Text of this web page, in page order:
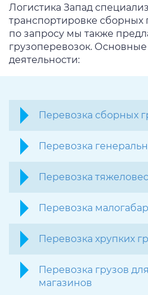
Логистика Запад
транспортировке сборных
по запросу мы также
грузоперевозок.
деятельности:
Перевозка сборных
Перевозка
Перевозка
Перевозка
Перевозка хрупких
Перевозка грузов
магазинов